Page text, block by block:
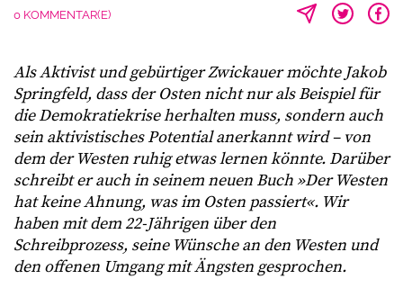
0 KOMMENTAR(E)
Als Aktivist und gebürtiger Zwickauer möchte Jakob
Springfeld, dass der Osten nicht nur als Beispiel für
die Demokratiekrise herhalten muss, sondern auch
sein aktivistisches Potential anerkannt wird – von
dem der Westen ruhig etwas lernen könnte. Darüber
schreibt er auch in seinem neuen Buch »Der Westen
hat keine Ahnung, was im Osten passiert«. Wir
haben mit dem 22-Jährigen über den
Schreibprozess, seine Wünsche an den Westen und
den offenen Umgang mit Ängsten gesprochen.